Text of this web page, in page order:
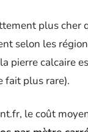
plus cher
selon les
pierre calcaire
fait plus rare).
le coût